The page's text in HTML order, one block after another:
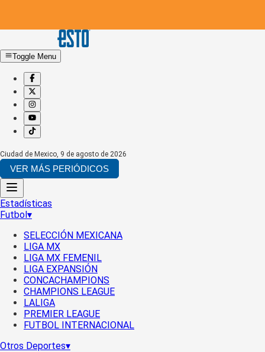
Toggle Menu
Ciudad de Mexico, 9 de agosto de 2026
VER MÁS PERIÓDICOS
Estadísticas
Futbol▾
SELECCIÓN MEXICANA
LIGA MX
LIGA MX FEMENIL
LIGA EXPANSIÓN
CONCACHAMPIONS
CHAMPIONS LEAGUE
LALIGA
PREMIER LEAGUE
FUTBOL INTERNACIONAL
Otros Deportes▾